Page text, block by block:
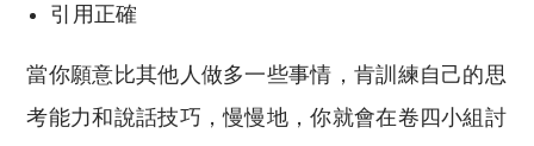
引用正確
當你願意比其他人做多一些事情，肯訓練自己的思
考能力和說話技巧，慢慢地，你就會在卷四小組討